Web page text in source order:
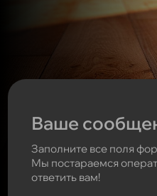
Ваше
Заполните все поля
Мы постараемся
ответить вам!